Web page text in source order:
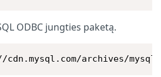
ODBC jungties paketą.
archives/mysql-